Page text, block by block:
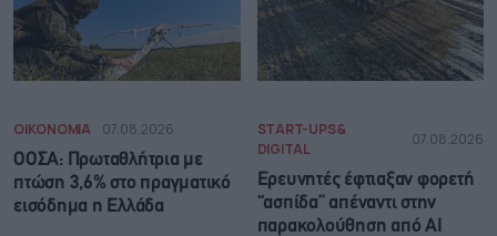
ΟΙΚΟΝΟΜΙΑ 07.08.2026
ΟΟΣΑ: Πρωταθλήτρια με
πτώση 3,6% στο πραγματικό
εισόδημα η Ελλάδα
START-UPS &
DIGITAL
07.08.2026
Ερευνητές έφτιαξαν φορετή
“ασπίδα” απέναντι στην
παρακολούθηση από AI